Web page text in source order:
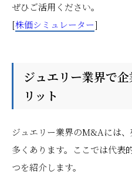
ぜひご活用ください。
[株価シミュレーター]
ジュエリー業界で
リット
ジュエリー業界のM&Aには
多くあります。ここでは代表
つを紹介します。